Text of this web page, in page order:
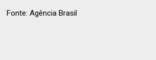
Fonte: Agência Brasil